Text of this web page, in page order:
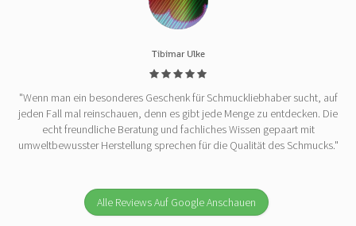
Tibimar Ulke
"Wenn man ein besonderes Geschenk für Schmuckliebhaber sucht, auf
jeden Fall mal reinschauen, denn es gibt jede Menge zu entdecken. Die
echt freundliche Beratung und fachliches Wissen gepaart mit
umweltbewusster Herstellung sprechen für die Qualität des Schmucks."
Alle Reviews Auf Google Anschauen